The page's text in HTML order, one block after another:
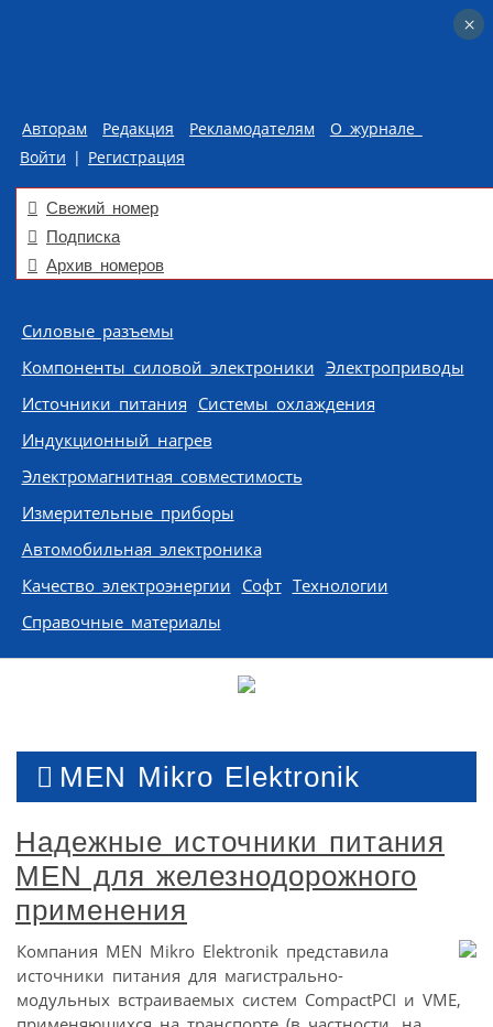
Авторам Редакция Рекламодателям
О журнале
Войти | Регистрация
Свежий номер
Подписка
Архив номеров
Skip to content
Силовые разъемы
Компоненты силовой электроники Электроприводы
Источники питания Системы охлаждения
Индукционный нагрев
Электромагнитная совместимость
Измерительные приборы
Автомобильная электроника
Качество электроэнергии Софт Технологии
Справочные материалы
MEN Mikro Elektronik
Надежные источники питания
MEN для железнодорожного
применения
Компания MEN Mikro Elektronik представила
источники питания для магистрально-
модульных встраиваемых систем CompactPCI и VME,
×
×